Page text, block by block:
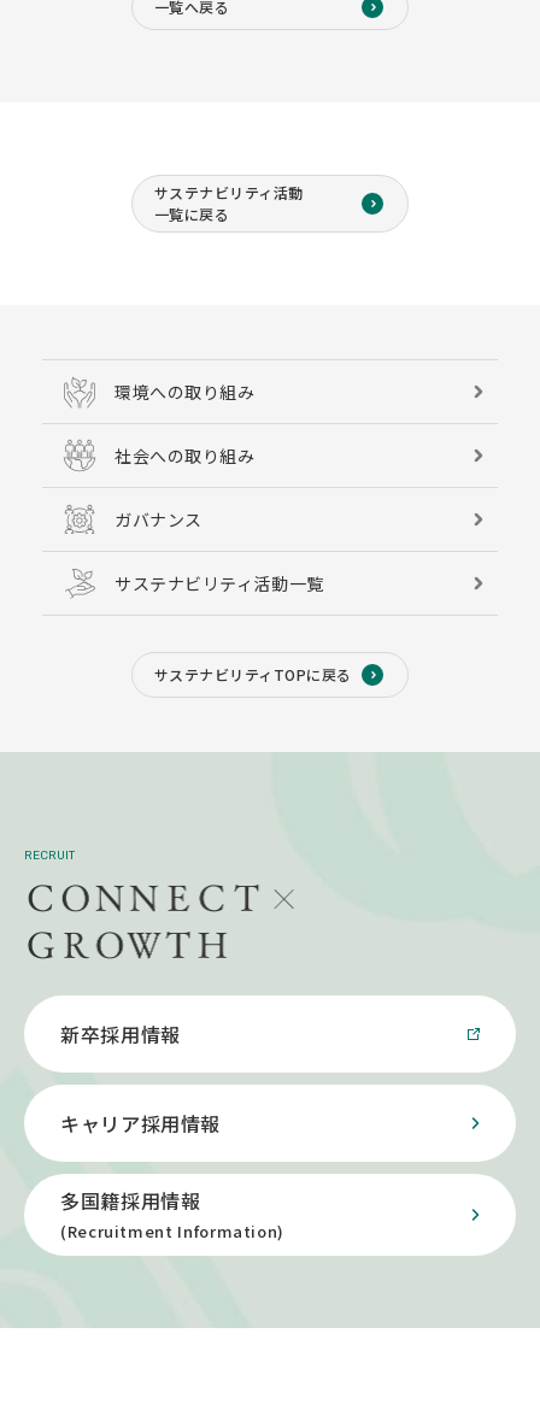
一覧へ戻る
サステナビリティ活動
一覧に戻る
環境への取り組み
社会への取り組み
ガバナンス
サステナビリティ活動一覧
サステナビリティTOPに戻る
RECRUIT
新卒採用情報
キャリア採用情報
多国籍採用情報
(Recruitment Information)